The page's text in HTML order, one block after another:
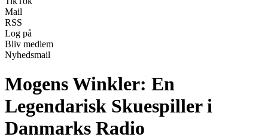
Mail
RSS
Log på
Bliv medlem
Nyhedsmail
Mogens Winkler: En
Legendarisk Skuespiller i
Danmarks Radio